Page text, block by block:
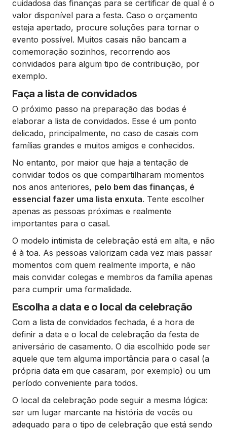
cuidadosa das finanças para se certificar de qual é o
valor disponível para a festa. Caso o orçamento
esteja apertado, procure soluções para tornar o
evento possível. Muitos casais não bancam a
comemoração sozinhos, recorrendo aos
convidados para algum tipo de contribuição, por
exemplo.
Faça a lista de convidados
O próximo passo na preparação das bodas é
elaborar a lista de convidados. Esse é um ponto
delicado, principalmente, no caso de casais com
famílias grandes e muitos amigos e conhecidos.
No entanto, por maior que haja a tentação de
convidar todos os que compartilharam momentos
nos anos anteriores, pelo bem das finanças, é
essencial fazer uma lista enxuta. Tente escolher
apenas as pessoas próximas e realmente
importantes para o casal.
O modelo intimista de celebração está em alta, e não
é à toa. As pessoas valorizam cada vez mais passar
momentos com quem realmente importa, e não
mais convidar colegas e membros da família apenas
para cumprir uma formalidade.
Escolha a data e o local da celebração
Com a lista de convidados fechada, é a hora de
definir a data e o local de celebração da festa de
aniversário de casamento. O dia escolhido pode ser
aquele que tem alguma importância para o casal (a
própria data em que casaram, por exemplo) ou um
período conveniente para todos.
O local da celebração pode seguir a mesma lógica:
ser um lugar marcante na história de vocês ou
adequado para o tipo de celebração que está sendo